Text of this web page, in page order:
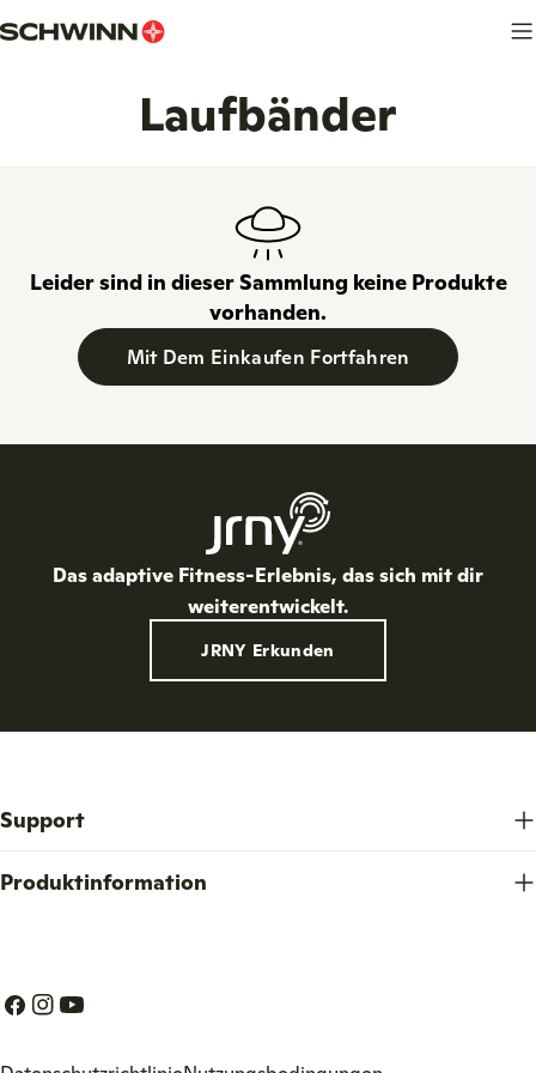
Inhalt
S
a
m
l
u
n
:
Laufbänder
Leider sind in dieser Sammlung keine Produkte
vorhanden.
Mit Dem Einkaufen Fortfahren
Das adaptive Fitness-Erlebnis, das sich mit dir
weiterentwickelt.
JRNY Erkunden
Support
Produktinformation
Facebook
Instagram
Youtube